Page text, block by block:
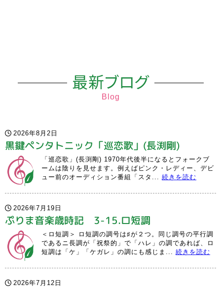
最新ブログ
Blog
2026年8月2日
黒鍵ペンタトニック「巡恋歌」(長渕剛)
「巡恋歌」(長渕剛) 1970年代後半になるとフォークブ
ームは陰りを見せます。例えばピンク・レディー、デビ
ュー前のオーディション番組「スタ... 続きを読む
2026年7月19日
ぷりま音楽歳時記 3-15.ロ短調
＜ロ短調＞ ロ短調の調号は♯が２つ。同じ調号の平行調
であるニ長調が「祝祭的」で「ハレ」の調であれば、ロ
短調は「ケ」「ケガレ」の調にも感じま... 続きを読む
2026年7月12日